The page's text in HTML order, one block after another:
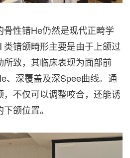
性错He仍然是现代正畸学
错颌畸形主要是由于上颌过
致，其临床表现为面部前
、深覆盖及深Spee曲线。通
不仅可以调整咬合，还能诱
颌位置。